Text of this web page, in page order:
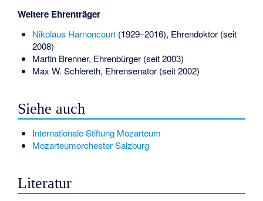
Weitere Ehrenträger
Nikolaus Harnoncourt(1929–2016), Ehrendoktor (seit
2008)
Martin Brenner, Ehrenbürger (seit 2003)
Max W. Schlereth, Ehrensenator (seit 2002)
Siehe auch
Internationale Stiftung Mozarteum
Mozarteumorchester Salzburg
Literatur